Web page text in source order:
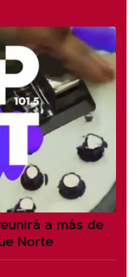
a más de
Norte